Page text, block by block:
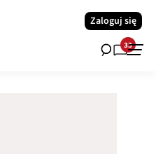
Zaloguj się
33